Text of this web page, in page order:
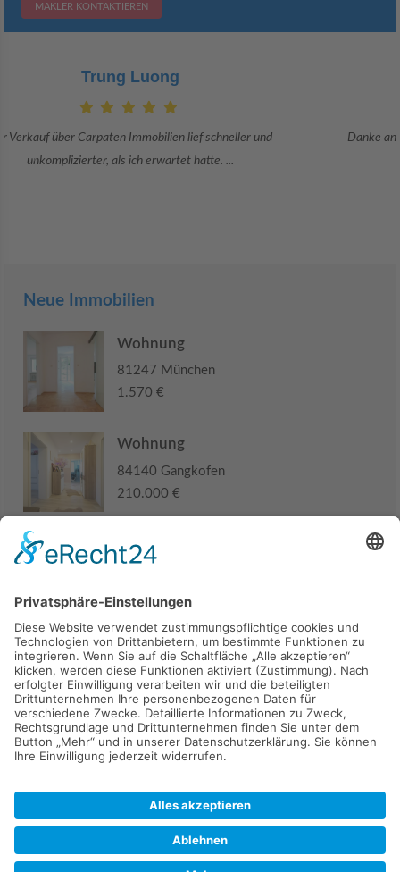
MAKLER KONTAKTIEREN
Claudia Bergrath
Danke an Carpaten Immobilien und besonders an Frau Adriana Sarca.
Sie war viele Monate mehr als ...
Neue Immobilien
Wohnung
81247 München
1.570 €
Wohnung
84140 Gangkofen
210.000 €
Haus
285.000 €
Kaufen Verkaufen Mieten Vermieten
Kontakt Impressum
2026 © Carpaten Immobilien.